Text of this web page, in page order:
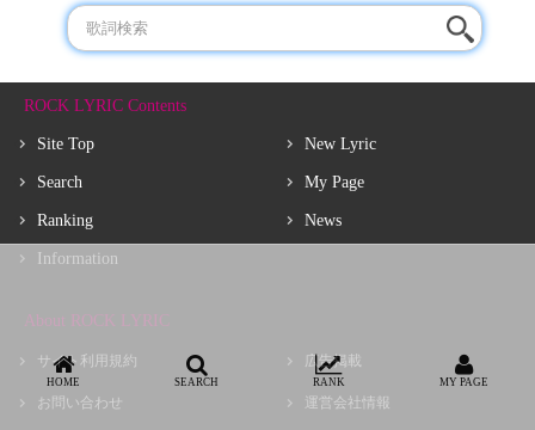
ROCK LYRIC Contents
Site Top
Search
Ranking
Information
New Lyric
My Page
News
About ROCK LYRIC
サイト利用規約
お問い合わせ
広告掲載
運営会社情報
HOME SEARCH RANK MY PAGE